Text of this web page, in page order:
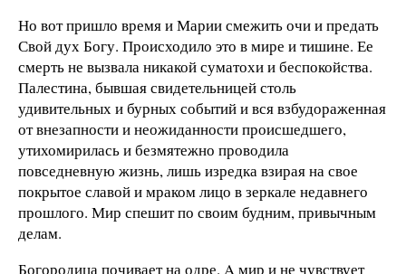
Но вот пришло время и Марии смежить очи и предать
Свой дух Богу. Происходило это в мире и тишине. Ее
смерть не вызвала никакой суматохи и беспокойства.
Палестина, бывшая свидетельницей столь
удивительных и бурных событий и вся взбудораженная
от внезапности и неожиданности происшедшего,
утихомирилась и безмятежно проводила
повседневную жизнь, лишь изредка взирая на свое
покрытое славой и мраком лицо в зеркале недавнего
прошлого. Мир спешит по своим будним, привычным
делам.
Богородица почивает на одре. A мир и не чувствует